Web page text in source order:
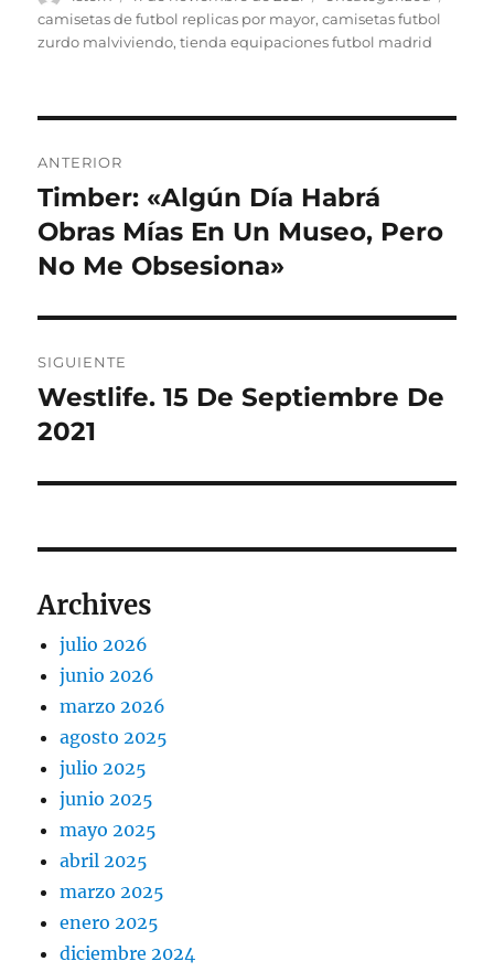
el
camisetas de futbol replicas por mayor,camisetas futbol
zurdo malviviendo,tienda equipaciones futbol madrid
de
entradas
ANTERIOR
Entrada
anterior:
Timber: «Algún Día Habrá
Obras Mías En Un Museo, Pero
No Me Obsesiona»
SIGUIENTE
Entrada
siguiente:
Westlife. 15 De Septiembre De
2021
Archives
julio 2026
junio 2026
marzo 2026
agosto 2025
julio 2025
junio 2025
mayo 2025
abril 2025
marzo 2025
enero 2025
diciembre 2024